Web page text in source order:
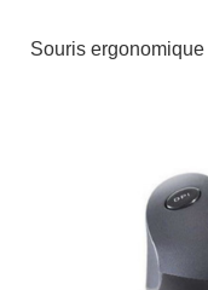
Souris